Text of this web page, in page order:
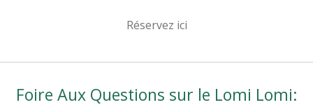
Réservez ici
Foire Aux Questions sur le Lomi Lomi: